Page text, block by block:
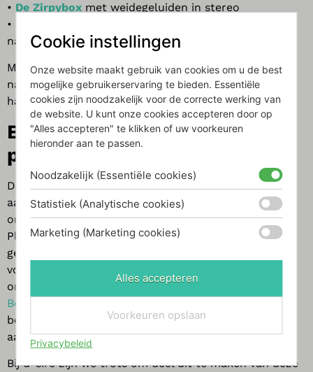
• De Zirpybox met weidegeluiden in stereo
•
nachtegaal.
Met elk product van Relaxound haal je een stukje
natuur in huis en creëer je een sfeer van rust en
harmonie.
Bijdragen aan een betere
planeet – 1% for the Planet
Door een Junglebox te kopen, draag je ook direct bij
aan een betere wereld. Relaxound is namelijk
onderdeel van de internationale beweging 1% for the
Planet. Dit betekent dat 1% van hun omzet wordt
gedoneerd aan milieuorganisaties die zich inzetten
voor het behoud van de natuur. Zo steunt Relaxound
onder andere projecten zoals het Duitse
Bergwaldprojekt
bossen en
Sadhana Forest in India, dat helpt bij het
aanvullen van watervoerende lagen.
Bij d-sire zijn we trots om deel uit te maken van deze
Cookie instellingen
Onze website maakt gebruik van cookies om u de best
mogelijke gebruikerservaring te bieden. Essentiële
cookies zijn noodzakelijk voor de correcte werking van
de website. U kunt onze cookies accepteren door op
"Alles accepteren" te klikken of uw voorkeuren
hieronder aan te passen.
Noodzakelijk (Essentiële cookies)
Statistiek (Analytische cookies)
Marketing (Marketing cookies)
Alles accepteren
Voorkeuren opslaan
Privacybeleid